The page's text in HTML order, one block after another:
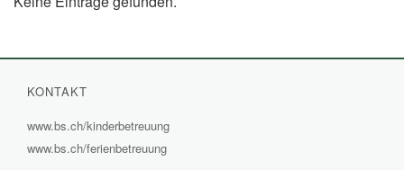
KONTAKT
www.bs.ch/kinderbetreuung
www.bs.ch/ferienbetreuung